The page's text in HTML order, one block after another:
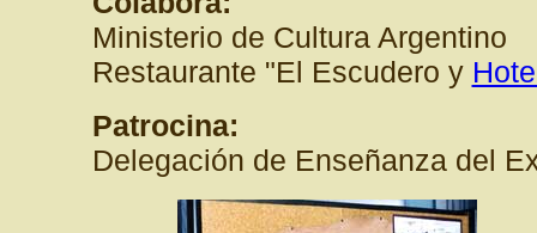
Ministerio de Cultura Argentino
Restaurante "El Escudero y
Patrocina:
Delegación de Enseñanza del